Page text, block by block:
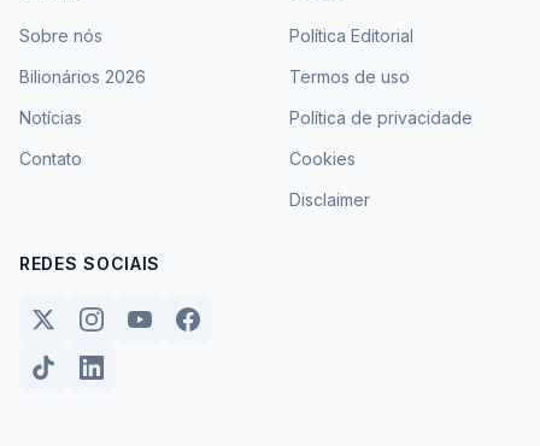
Sobre nós
Bilionários 2026
Notícias
Contato
Política Editorial
Termos de uso
Política de privacidade
Cookies
Disclaimer
REDES SOCIAIS